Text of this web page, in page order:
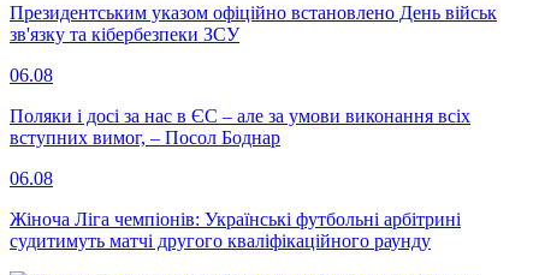
Президентським указом офіційно встановлено День військ
зв'язку та кібербезпеки ЗСУ
06.08
Поляки і досі за нас в ЄС – але за умови виконання всіх
вступних вимог, – Посол Боднар
06.08
Жіноча Ліга чемпіонів: Українські футбольні арбітрині
судитимуть матчі другого кваліфікаційного раунду